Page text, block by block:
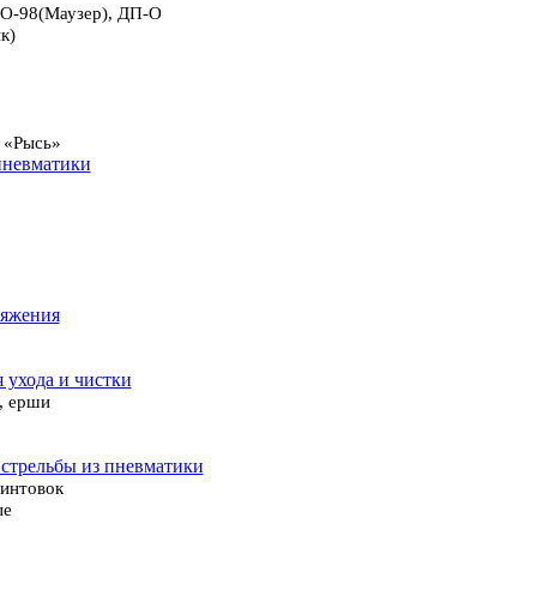
98(Маузер), ДП-О
ухода и чистки
ерши
из пневматики